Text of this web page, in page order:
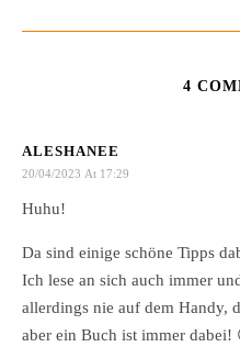
4
ALESHANEE
20/04/2023 At 17:29
Huhu!
Da sind einige schöne Tipps
Ich lese an sich auch immer
allerdings nie auf dem Handy,
aber ein Buch ist immer dabei!